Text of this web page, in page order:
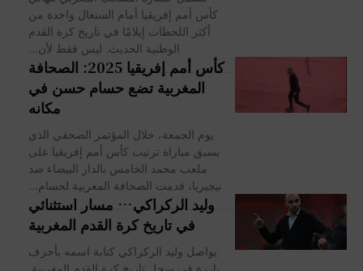
كأس أمم إفريقيا أمام السنغال واحدة من
أكثر اللحظات إيلامًا في تاريخ كرة القدم
الوطنية الحديث. ليس فقط لأن...
كأس أمم إفريقيا 2025: الصحافة
المغربية تضع حسام حسن في
مكانه
يوم الجمعة، خلال المؤتمر الصحفي الذي
يسبق مباراة ترتيب كأس أمم إفريقيا على
ملعب محمد الخامس بالدار البيضاء ضد
نيجيريا، قدمت الصحافة المغربية لحسام...
وليد الركراكي… مسار استثنائي
في تاريخ كرة القدم المغربية
يواصل وليد الركراكي كتابة اسمه بأحرف
بارزة في سجل تاريخ كرة القدم المغربية.